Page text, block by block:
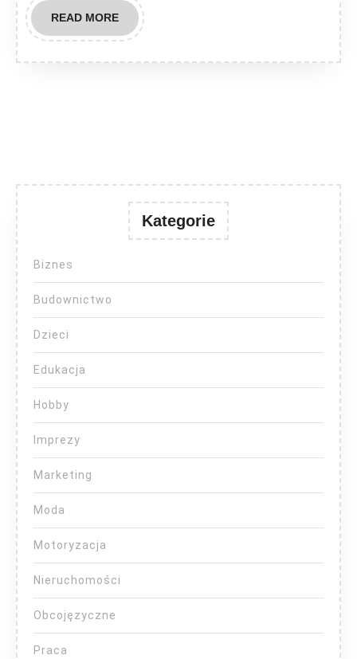
READ MOREREAD
MORE
Kategorie
Biznes
Budownictwo
Dzieci
Edukacja
Hobby
Imprezy
Marketing
Moda
Motoryzacja
Nieruchomości
Obcojęzyczne
Praca